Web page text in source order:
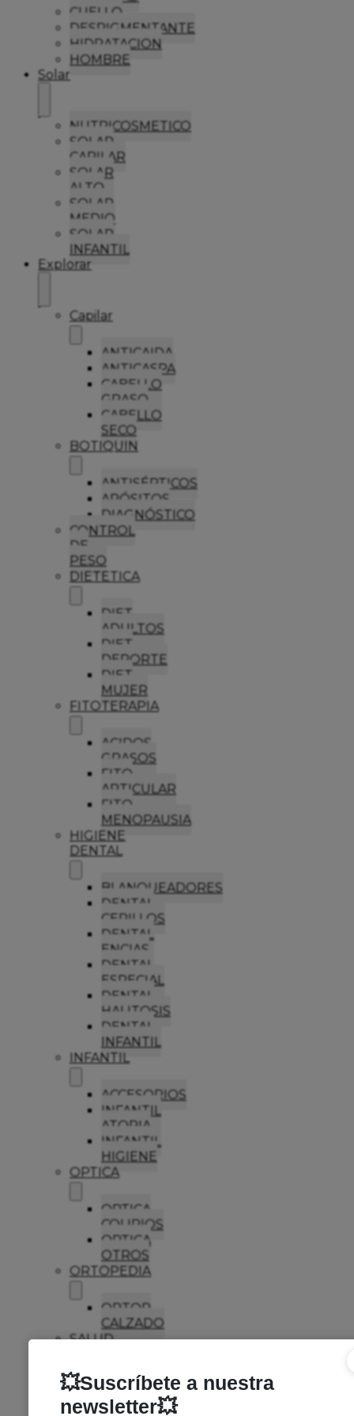
CUELLO
DESPIGMENTANTE
HIDRATACION
HOMBRE
Solar
NUTRICOSMETICO
SOLAR
CAPILAR
SOLAR
ALTO
SOLAR
MEDIO
SOLAR
INFANTIL
Explorar
Capilar
ANTICAIDA
ANTICASPA
CABELLO
GRASO
CABELLO
SECO
BOTIQUIN
ANTISÉPTICOS
APÓSITOS
DIAGNÓSTICO
CONTROL
DE
PESO
DIETETICA
DIET
ADULTOS
DIET
DEPORTE
DIET
MUJER
FITOTERAPIA
ACIDOS
GRASOS
FITO
ARTICULAR
FITO
MENOPAUSIA
HIGIENE
DENTAL
BLANQUEADORES
DENTAL
CEPILLOS
DENTAL
ENCIAS
DENTAL
ESPECIAL
DENTAL
HALITOSIS
DENTAL
INFANTIL
INFANTIL
ACCESORIOS
INFANTIL
ATOPIA
INFANTIL
HIGIENE
OPTICA
OPTICA
COLIRIOS
OPTICA
OTROS
ORTOPEDIA
ORTOP
CALZADO
SALUD
LUBRICANTES
PRESERVATIVOS